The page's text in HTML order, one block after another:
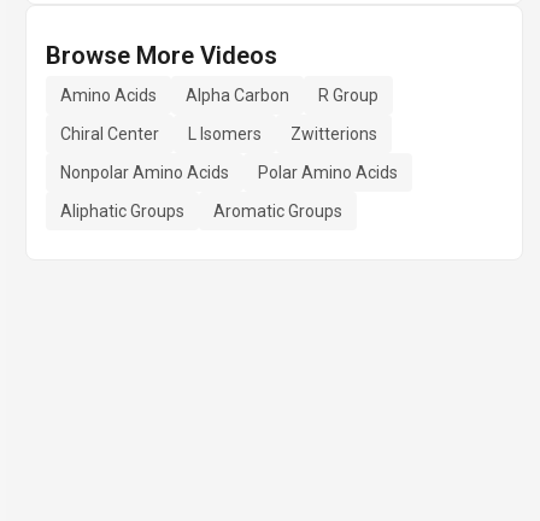
Browse More Videos
Amino Acids Alpha Carbon
R Group
Chiral Center
L Isomers
Zwitterions
Nonpolar Amino Acids
Polar Amino Acids
Aliphatic Groups
Aromatic Groups